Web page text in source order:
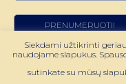
© 2022
Siekdami užtikrinti
naudojame slapukus.
sutinkate su mūsų